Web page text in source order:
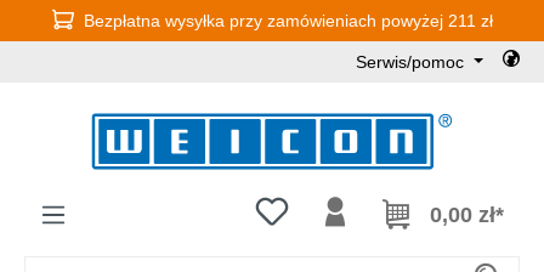
Przejdź do głównej zawartości
Bezpłatna wysyłka przy zamówieniach powyżej 211 zł
Serwis/pomoc
Masz 0 przedmioty na liście
0,00 zł*